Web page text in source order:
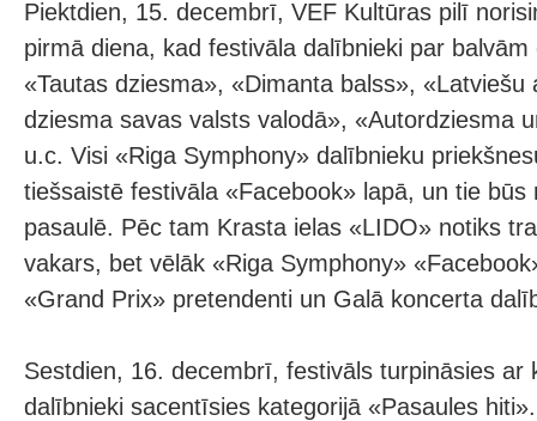
Piektdien, 15. decembrī, VEF Kultūras pilī
pirmā diena, kad festivāla dalībnieki par
«Tautas dziesma», «Dimanta balss», «Latviešu
dziesma savas valsts valodā», «Autordziesma
u.c. Visi «Riga Symphony» dalībnieku
tiešsaistē festivāla «Facebook» lapā, un tie būs
pasaulē. Pēc tam Krasta ielas «LIDO» notiks
vakars, bet vēlāk «Riga Symphony»
«Grand Prix» pretendenti un Galā koncerta
Sestdien, 16. decembrī, festivāls turpināsies ar
dalībnieki sacentīsies kategorijā «Pasaules